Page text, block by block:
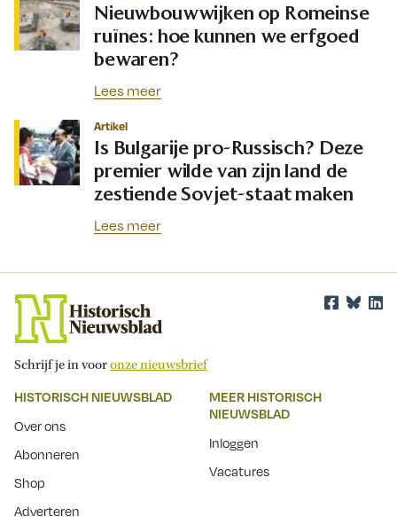
Nieuwbouwwijken op Romeinse
ruïnes: hoe kunnen we erfgoed
bewaren?
Lees meer
Artikel
Is Bulgarije pro-Russisch? Deze
premier wilde van zijn land de
zestiende Sovjet-staat maken
Lees meer
Schrijf je in vooronze nieuwsbrief
HISTORISCH NIEUWSBLAD
Over ons
Abonneren
Shop
Adverteren
MEER HISTORISCH
NIEUWSBLAD
Inloggen
Vacatures